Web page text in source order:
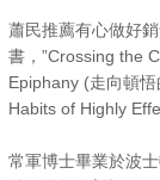
蕭民推薦有心做好
書，”Crossing the
Epiphany (走向頓悟
Habits of Highly
常軍博士畢業於波